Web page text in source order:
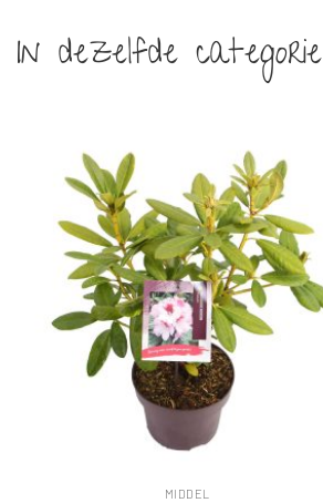
In dezelfde categorie
MIDDEL